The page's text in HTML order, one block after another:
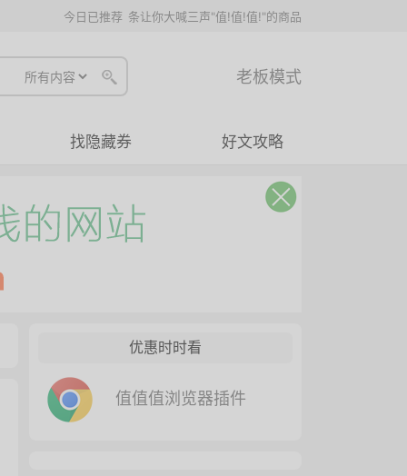
今日已推荐 条让你大喊三声"值!值!值!"的商品
老板模式
找隐藏券 好文攻略
优惠时时看
值值值浏览器插件